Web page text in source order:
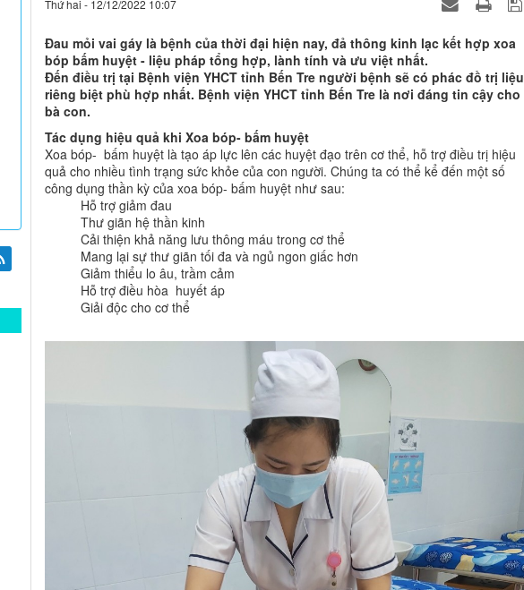
Thứ hai - 12/12/2022 10:07
Đau mỏi vai gáy là bệnh của thời đại hiện nay, đả thông kinh lạc kết hợp xoa
bóp bấm huyệt - liệu pháp tổng hợp, lành tính và ưu việt nhất.
Đến điều trị tại Bệnh viện YHCT tỉnh Bến Tre người bệnh sẽ có phác đồ trị liệu
riêng biệt phù hợp nhất. Bệnh viện YHCT tỉnh Bến Tre là nơi đáng tin cậy cho
bà con.
Tác dụng hiệu quả khi Xoa bóp- bấm huyệt
Xoa bóp- bấm huyệt là tạo áp lực lên các huyệt đạo trên cơ thể, hỗ trợ điều trị hiệu
quả cho nhiều tình trạng sức khỏe của con người. Chúng ta có thể kể đến một số
công dụng thần kỳ của xoa bóp- bấm huyệt như sau:
Hỗ trợ giảm đau
Thư giãn hệ thần kinh
Cải thiện khả năng lưu thông máu trong cơ thể
Mang lại sự thư giãn tối đa và ngủ ngon giấc hơn
Giảm thiểu lo âu, trầm cảm
Hỗ trợ điều hòa huyết áp
Giải độc cho cơ thể